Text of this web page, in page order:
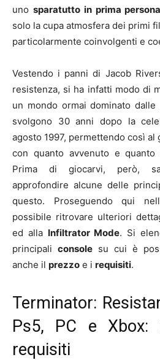
uno sparatutto in prima persona
solo la cupa atmosfera dei primi
particolarmente coinvolgenti e
Vestendo i panni di Jacob
resistenza, si ha infatti modo di
un mondo ormai dominato
svolgono 30 anni dopo la
agosto 1997, permettendo così
con quanto avvenuto e quanto
Prima di giocarvi, però,
approfondire alcune delle
questo. Proseguendo qui
possibile ritrovare ulteriori
ed alla Infiltrator Mode. Si
principali console su cui è
anche il prezzo e i requisiti.
Terminator:
Ps5, PC e
requisiti